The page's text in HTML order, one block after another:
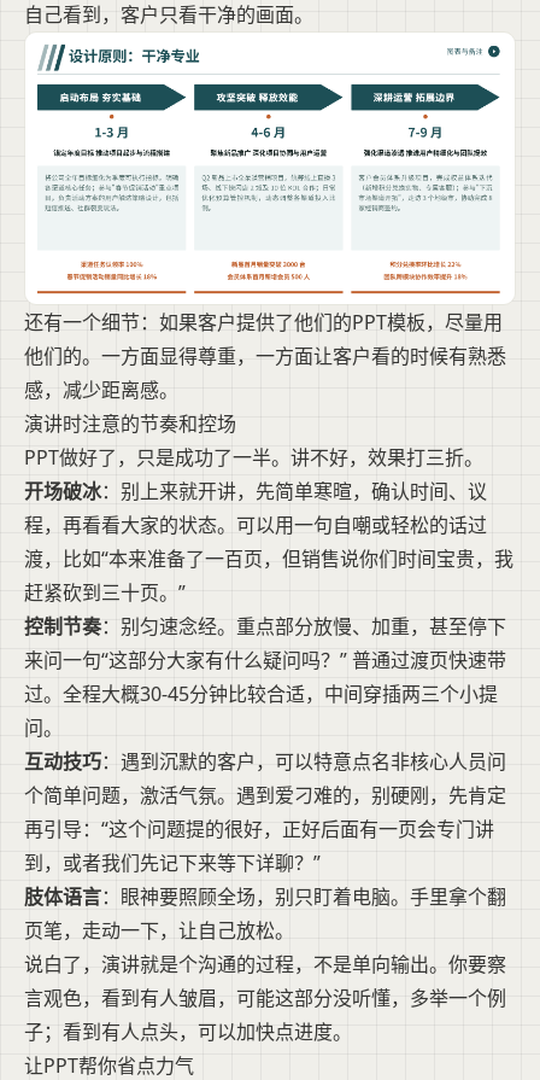
自己看到，客户只看干净的画面。
还有一个细节：如果客户提供了他们的PPT模板，尽量用
他们的。一方面显得尊重，一方面让客户看的时候有熟悉
感，减少距离感。
演讲时注意的节奏和控场
PPT做好了，只是成功了一半。讲不好，效果打三折。
开场破冰：别上来就开讲，先简单寒暄，确认时间、议
程，再看看大家的状态。可以用一句自嘲或轻松的话过
渡，比如“本来准备了一百页，但销售说你们时间宝贵，我
赶紧砍到三十页。”
控制节奏：别匀速念经。重点部分放慢、加重，甚至停下
来问一句“这部分大家有什么疑问吗？” 普通过渡页快速带
过。全程大概30-45分钟比较合适，中间穿插两三个小提
问。
互动技巧：遇到沉默的客户，可以特意点名非核心人员问
个简单问题，激活气氛。遇到爱刁难的，别硬刚，先肯定
再引导：“这个问题提的很好，正好后面有一页会专门讲
到，或者我们先记下来等下详聊？”
肢体语言：眼神要照顾全场，别只盯着电脑。手里拿个翻
页笔，走动一下，让自己放松。
说白了，演讲就是个沟通的过程，不是单向输出。你要察
言观色，看到有人皱眉，可能这部分没听懂，多举一个例
子；看到有人点头，可以加快点进度。
让PPT帮你省点力气